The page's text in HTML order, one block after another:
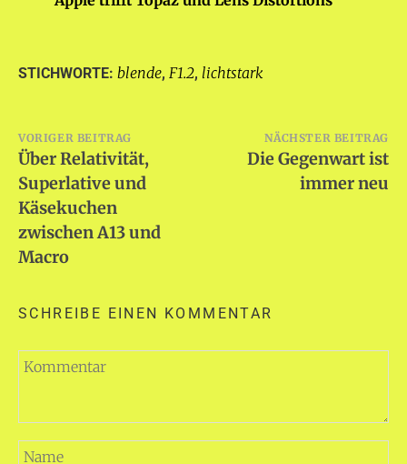
STICHWORTE: blende, F1.2, lichtstark
Beitragsnavigation
VORIGER BEITRAG
Über Relativität,
Superlative und
Käsekuchen
zwischen A13 und
Macro
NÄCHSTER BEITRAG
Die Gegenwart ist
immer neu
SCHREIBE EINEN KOMMENTAR